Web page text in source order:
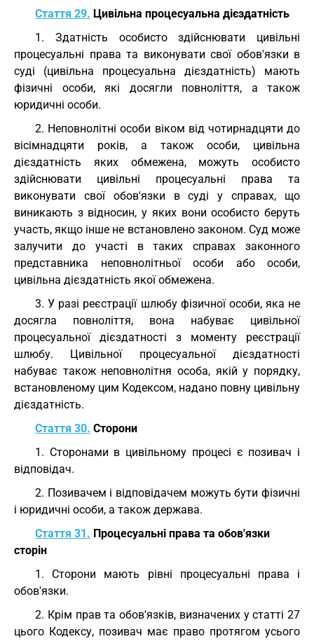
Стаття 29. Цивільна процесуальна дієздатність
1. Здатність особисто здійснювати цивільні
процесуальні права та виконувати свої обов'язки в
суді (цивільна процесуальна дієздатність) мають
фізичні особи, які досягли повноліття, а також
юридичні особи.
2. Неповнолітні особи віком від чотирнадцяти до
вісімнадцяти років, а також особи, цивільна
дієздатність яких обмежена, можуть особисто
здійснювати цивільні процесуальні права та
виконувати свої обов'язки в суді у справах, що
виникають з відносин, у яких вони особисто беруть
участь, якщо інше не встановлено законом. Суд може
залучити до участі в таких справах законного
представника неповнолітньої особи або особи,
цивільна дієздатність якої обмежена.
3. У разі реєстрації шлюбу фізичної особи, яка не
досягла повноліття, вона набуває цивільної
процесуальної дієздатності з моменту реєстрації
шлюбу. Цивільної процесуальної дієздатності
набуває також неповнолітня особа, якій у порядку,
встановленому цим Кодексом, надано повну цивільну
дієздатність.
Стаття 30. Сторони
1. Сторонами в цивільному процесі є позивач і
відповідач.
2. Позивачем і відповідачем можуть бути фізичні
і юридичні особи, а також держава.
Стаття 31. Процесуальні права та обов'язки
сторін
1. Сторони мають рівні процесуальні права і
обов'язки.
2. Крім прав та обов'язків, визначених у статті 27
цього Кодексу, позивач має право протягом усього